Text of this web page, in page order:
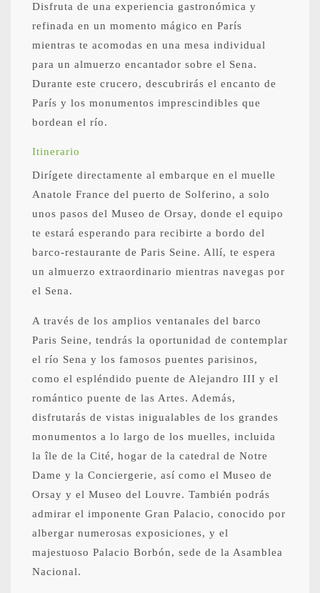
Disfruta de una experiencia gastronómica y
refinada en un momento mágico en París
mientras te acomodas en una mesa individual
para un almuerzo encantador sobre el Sena.
Durante este crucero, descubrirás el encanto de
París y los monumentos imprescindibles que
bordean el río.
Itinerario
Dirígete directamente al embarque en el muelle
Anatole France del puerto de Solferino, a solo
unos pasos del Museo de Orsay, donde el equipo
te estará esperando para recibirte a bordo del
barco-restaurante de Paris Seine. Allí, te espera
un almuerzo extraordinario mientras navegas por
el Sena.
A través de los amplios ventanales del barco
Paris Seine, tendrás la oportunidad de contemplar
el río Sena y los famosos puentes parisinos,
como el espléndido puente de Alejandro III y el
romántico puente de las Artes. Además,
disfrutarás de vistas inigualables de los grandes
monumentos a lo largo de los muelles, incluida
la île de la Cité, hogar de la catedral de Notre
Dame y la Conciergerie, así como el Museo de
Orsay y el Museo del Louvre. También podrás
admirar el imponente Gran Palacio, conocido por
albergar numerosas exposiciones, y el
majestuoso Palacio Borbón, sede de la Asamblea
Nacional.